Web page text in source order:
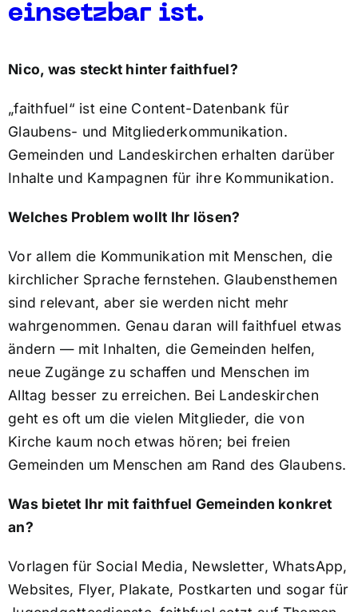
einsetzbar ist.
Nico, was steckt hinter faithfuel?
„faithfuel“ ist eine Content-Datenbank für
Glaubens- und Mitgliederkommunikation.
Gemeinden und Landeskirchen erhalten darüber
Inhalte und Kampagnen für ihre Kommunikation.
Welches Problem wollt Ihr lösen?
Vor allem die Kommunikation mit Menschen, die
kirchlicher Sprache fernstehen. Glaubensthemen
sind relevant, aber sie werden nicht mehr
wahrgenommen. Genau daran will faithfuel etwas
ändern — mit Inhalten, die Gemeinden helfen,
neue Zugänge zu schaffen und Menschen im
Alltag besser zu erreichen. Bei Landeskirchen
geht es oft um die vielen Mitglieder, die von
Kirche kaum noch etwas hören; bei freien
Gemeinden um Menschen am Rand des Glaubens.
Was bietet Ihr mit faithfuel Gemeinden konkret
an?
Vorlagen für Social Media, Newsletter, WhatsApp,
Websites, Flyer, Plakate, Postkarten und sogar für